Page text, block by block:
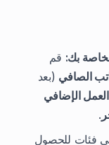
بك:قم
الصافي(بعد
الإضافي
.
فئات للحصول